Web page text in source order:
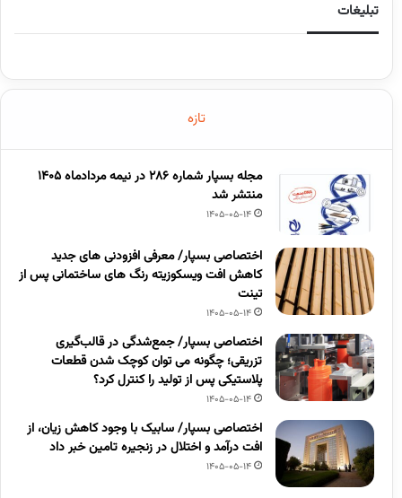
تبلیغات
تازه
مجله بسپار شماره 286 در نیمه مردادماه 1405
منتشر شد
1405-05-14
اختصاصی بسپار/ معرفی افزودنی های جدید
کاهش افت ویسکوزیته رنگ های ساختمانی پس از
تینت
1405-05-14
اختصاصی بسپار/ جمع‌شدگی در قالب‌گیری
تزریقی؛ چگونه می توان کوچک شدن قطعات
پلاستیکی پس از تولید را کنترل کرد؟
1405-05-14
اختصاصی بسپار/ سابیک با وجود کاهش زیان، از
افت درآمد و اختلال در زنجیره تامین خبر داد
1405-05-14